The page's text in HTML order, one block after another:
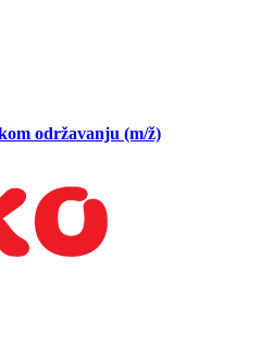
održavanju (m/ž)